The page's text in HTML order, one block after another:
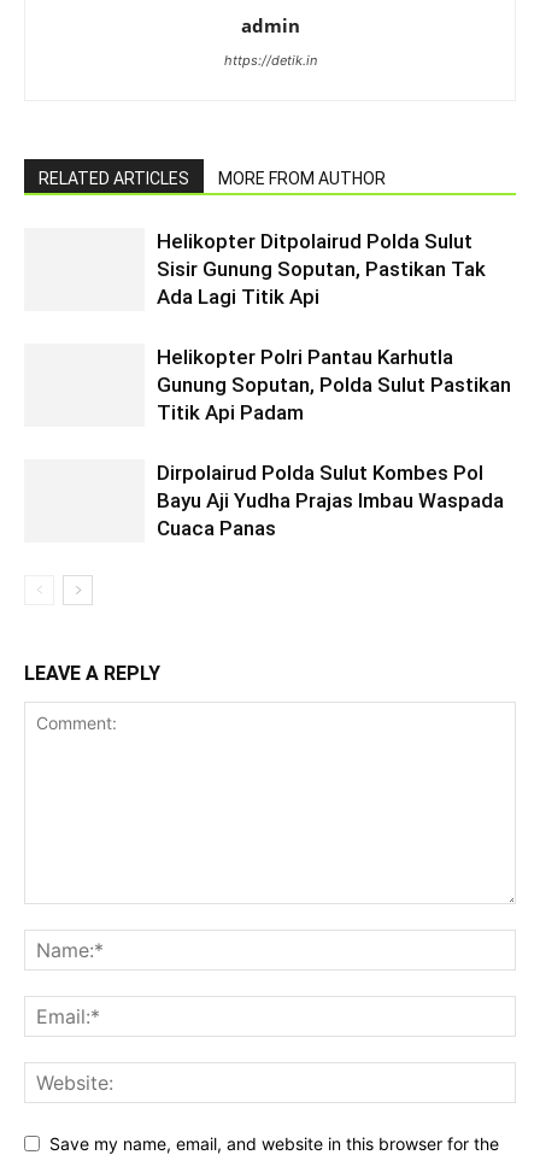
admin
https://detik.in
RELATED ARTICLES MORE FROM AUTHOR
Helikopter Ditpolairud Polda Sulut
Sisir Gunung Soputan, Pastikan Tak
Ada Lagi Titik Api
Helikopter Polri Pantau Karhutla
Gunung Soputan, Polda Sulut Pastikan
Titik Api Padam
Dirpolairud Polda Sulut Kombes Pol
Bayu Aji Yudha Prajas Imbau Waspada
Cuaca Panas
LEAVE A REPLY
Save my name, email, and website in this browser for the